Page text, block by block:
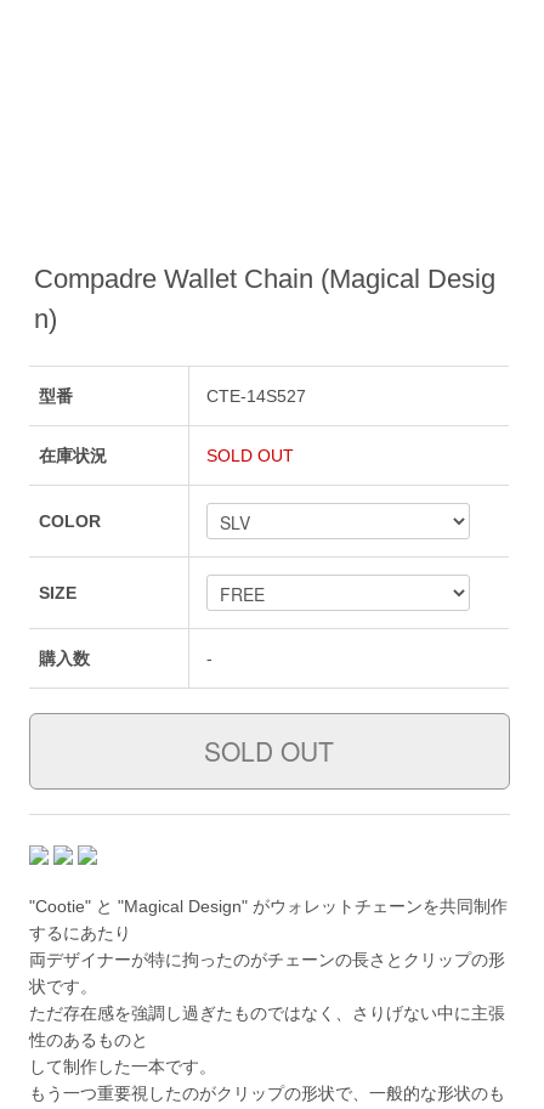
Compadre Wallet Chain (Magical Desig
n)
型番 CTE-14S527
在庫状況 SOLD OUT
COLOR
SIZE
購入数 -
"Cootie" と "Magical Design" がウォレットチェーンを共同制作
するにあたり
両デザイナーが特に拘ったのがチェーンの長さとクリップの形
状です。
ただ存在感を強調し過ぎたものではなく、さりげない中に主張
性のあるものと
して制作した一本です。
もう一つ重要視したのがクリップの形状で、一般的な形状のも